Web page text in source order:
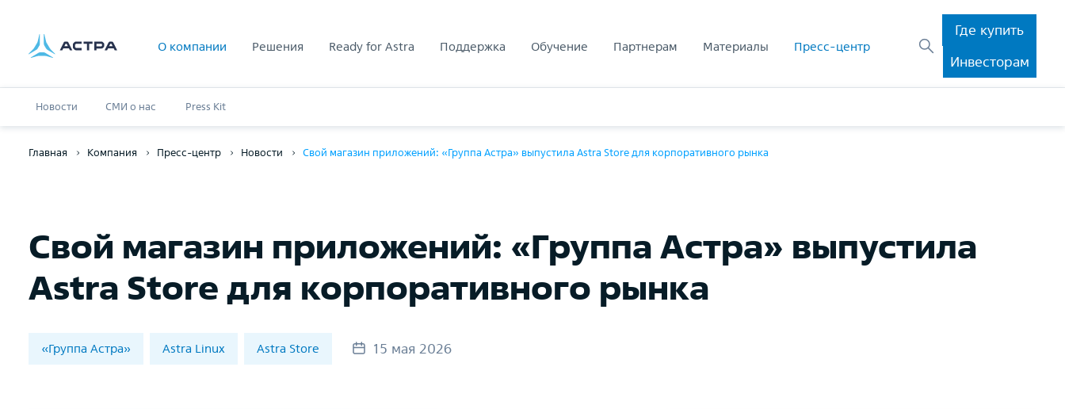
О компании Решения Ready for Astra Поддержка Обучение Партнерам Материалы Пресс-центр
Где купить
Инвесторам
Новости СМИ о нас Press Kit
Главная Компания Пресс-центр Новости Свой магазин приложений: «Группа Астра» выпустила Astra Store для корпоративного рынка
Свой магазин приложений: «Группа Астра» выпустила
Astra Store для корпоративного рынка
«Группа Астра» Astra Linux Astra Store 15 мая 2026